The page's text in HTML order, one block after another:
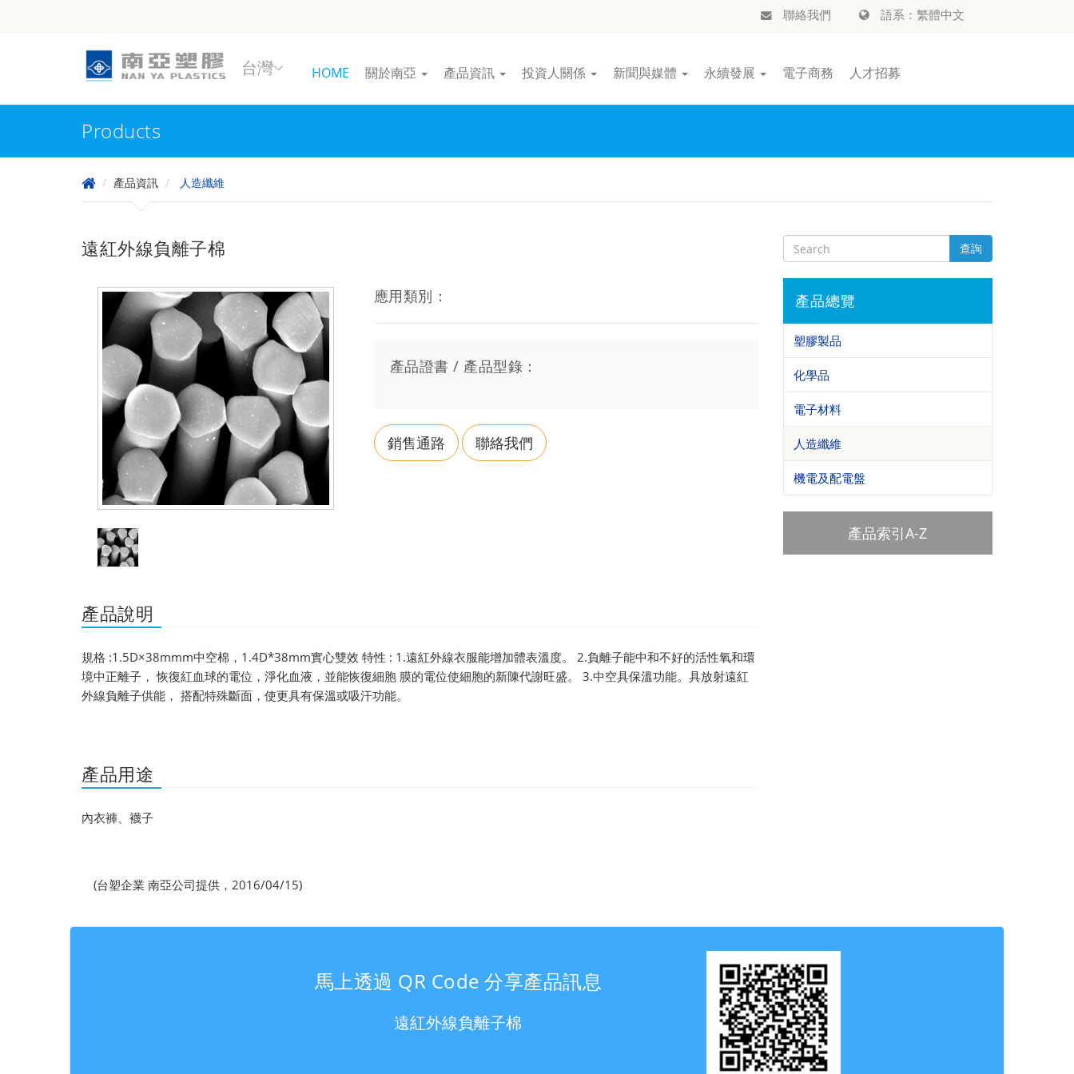
聯絡我們 語系：繁體中文
台灣 HOME 關於南亞 產品資訊 投資人關係 新聞與媒體 永續發展 電子商務 人才招募
Products
產品資訊 人造纖維
遠紅外線負離子棉
應用類別：
產品證書 / 產品型錄：
銷售通路 聯絡我們
產品說明
規格 :1.5D×38mmm中空棉，1.4D*38mm實心雙效 特性 : 1.遠紅外線衣服能增加體表溫度。 2.負離子能中和不好的活性氧和環
境中正離子， 恢復紅血球的電位，淨化血液，並能恢復細胞 膜的電位使細胞的新陳代謝旺盛。 3.中空具保溫功能。具放射遠紅
外線負離子供能， 搭配特殊斷面，使更具有保溫或吸汗功能。
產品用途
內衣褲、襪子
(台塑企業 南亞公司提供，2016/04/15)
查詢
產品總覽
塑膠製品
化學品
電子材料
人造纖維
機電及配電盤
產品索引A-Z
馬上透過 QR Code 分享產品訊息
遠紅外線負離子棉